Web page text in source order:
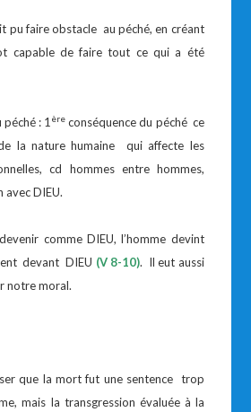
faire obstacle au péché, en créant
capable de faire tout ce qui a été
: 1 ère conséquence du péché ce
la nature humaine qui affecte les
cd hommes entre hommes,
avec DIEU.
comme DIEU, l’homme devint
devant DIEU (V 8-10). Il eut aussi
notre moral.
la mort fut une sentence trop
mais la transgression évaluée à la